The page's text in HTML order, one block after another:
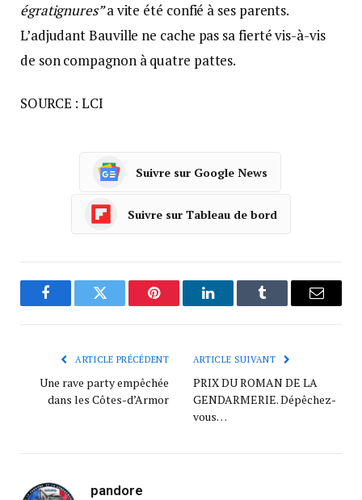
égratignures”a vite été confié à ses parents.
L’adjudant Bauville ne cache pas sa fierté vis-à-vis
de son compagnon à quatre pattes.
SOURCE : LCI
Suivre sur Google News
Suivre sur Tableau de bord
FacebookTwitter Pinterest LinkedInTumblr
ARTICLE PRÉCÉDENT
Une rave party empêchée
dans les Côtes-d’Armor
ARTICLE SUIVANT
PRIX DU ROMAN DE LA
GENDARMERIE. Dépêchez-
vous…
pandore